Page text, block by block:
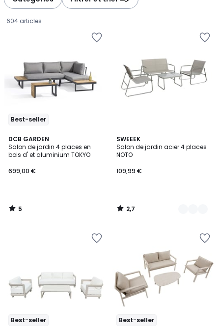
604 articles
Best-seller
DCB GARDEN
Salon de jardin 4 places en
bois d' et aluminium TOKYO
€.
699,00 €
5
/
5
5
/
SWEEEK
Salon de jardin acier 4 places
NOTO
109,99 €
2,7
/ 5
2
Couleurs
2,7
/
Best-seller Best-seller